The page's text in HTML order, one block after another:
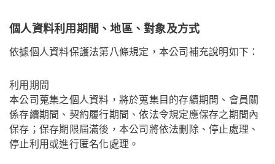
個人資料利用期間、地區、對象及方式
依據個人資料保護法第八條規定，本公司補充說明如下：
利用期間
本公司蒐集之個人資料，將於蒐集目的存續期間、會員關
係存續期間、契約履行期間、依法令規定應保存之期間內
保存；保存期限屆滿後，本公司將依法刪除、停止處理、
停止利用或進行匿名化處理。